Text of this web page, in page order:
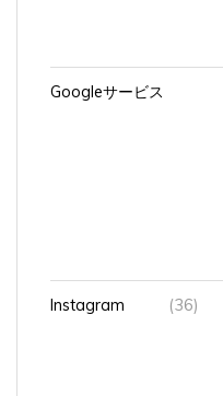
Googleサービス
Instagram (36)